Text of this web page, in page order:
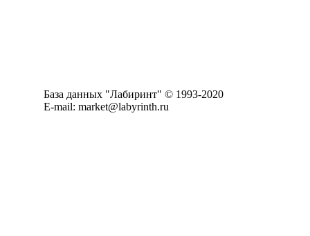
База данных "Лабиринт" © 1993-2020
E-mail: market@labyrinth.ru